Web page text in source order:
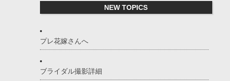
NEW TOPICS
プレ花嫁さんへ
ブライダル撮影詳細